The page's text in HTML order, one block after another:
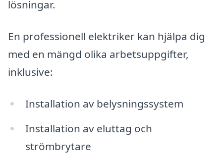
lösningar.
En professionell elektriker kan hjälpa dig
med en mängd olika arbetsuppgifter,
inklusive:
Installation av belysningssystem
Installation av eluttag och
strömbrytare